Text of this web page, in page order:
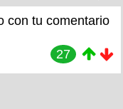
con tu comentario
27